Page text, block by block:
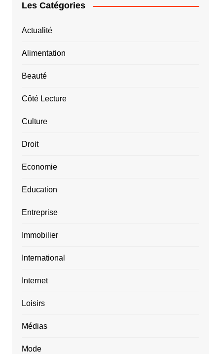
Les Catégories
Actualité
Alimentation
Beauté
Côté Lecture
Culture
Droit
Economie
Education
Entreprise
Immobilier
International
Internet
Loisirs
Médias
Mode